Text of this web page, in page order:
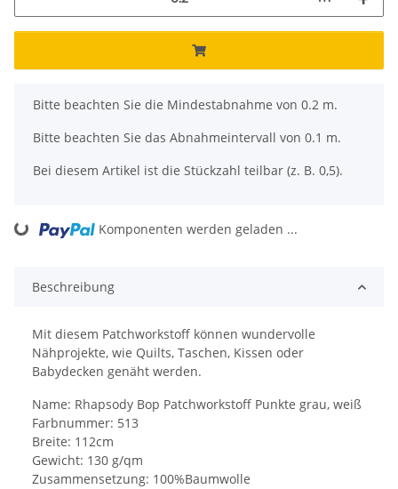
x
Bitte beachten Sie die Mindestabnahme von 0.2 m.
Bitte beachten Sie das Abnahmeintervall von 0.1 m.
Bei diesem Artikel ist die Stückzahl teilbar (z. B. 0,5).
Loading... Komponenten werden geladen ...
Beschreibung
Mit diesem Patchworkstoff können wundervolle
Nähprojekte, wie Quilts, Taschen, Kissen oder
Babydecken genäht werden.
Name: Rhapsody Bop Patchworkstoff Punkte grau, weiß
Farbnummer: 513
Breite: 112cm
Gewicht: 130 g/qm
Zusammensetzung: 100%Baumwolle